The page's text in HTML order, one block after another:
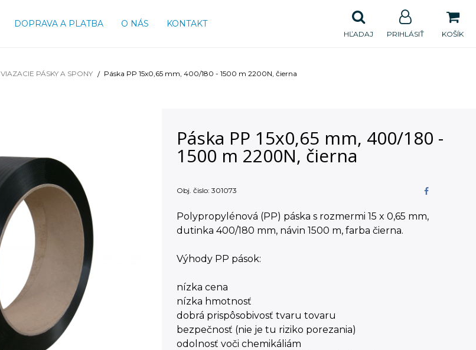
DOPRAVA A PLATBA O NÁS KONTAKT
KOŠÍK
PRIHLÁSIŤ
HĽADAJ
VIAZACIE PÁSKY A SPONY Páska PP 15x0,65 mm, 400/180 - 1500 m 2200N, čierna
Páska PP 15x0,65 mm, 400/180 -
1500 m 2200N, čierna
Obj. čislo: 301073
Polypropylénová (PP) páska s rozmermi 15 x 0,65 mm,
dutinka 400/180 mm, návin 1500 m, farba čierna.
Výhody PP pások:
nízka cena
nízka hmotnosť
dobrá prispôsobivosť tvaru tovaru
bezpečnosť (nie je tu riziko porezania)
odolnosť voči chemikáliám